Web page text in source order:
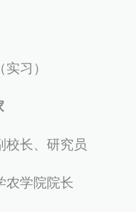
习）
校长、研究员
农学院院长